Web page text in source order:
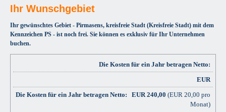
bestellen
Ihr Wunschgebiet
Ihr gewünschtes Gebiet - Pirmasens, kreisfreie Stadt (Kreisfreie Stadt) mit dem
Kennzeichen PS - ist noch frei. Sie können es exklusiv für Ihr Unternehmen
buchen.
Die Kosten für ein Jahr betragen Netto:
EUR
EUR240,00 (EUR 20,00 pro
Monat)